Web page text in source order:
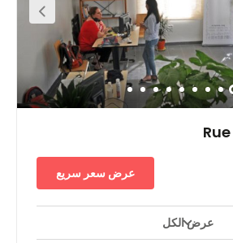
المواصلات الرئيسية
عرض سعر سريع
الكل